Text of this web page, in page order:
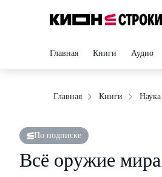
Главная Книги Аудио
Главная Книги
По подписке
Всё оружие